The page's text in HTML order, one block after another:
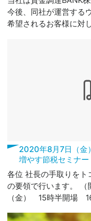
今後、同社が運営する
希望されるお客様に対
2020年8月7日（金
増やす節税セミナー
各位 社長の手取りをト
の要領で行います。
（金） 15時半開場